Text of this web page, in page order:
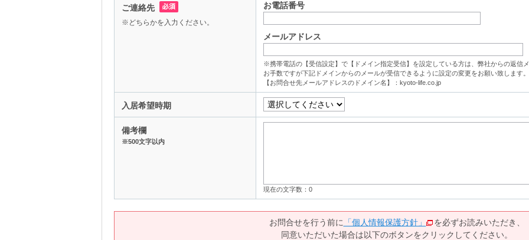
ご連絡先
※どちらかを入力ください。
お電話番号
メールアドレス
※携帯電話の【受信設定】で【ドメイン指定受信】を設定している方は、弊社からの返信
お手数ですが下記ドメインからのメールが受信できるように設定の変更をお願い致します。
【お問合せ先メールアドレスのドメイン名】：kyoto-life.co.jp
入居希望時期
備考欄
※500文字以内
現在の文字数： 0
お問合せを行う前に 「個人情報保護方針」
を必ずお読みいただき、
同意いただいた場合は以下のボタンをクリックしてください。